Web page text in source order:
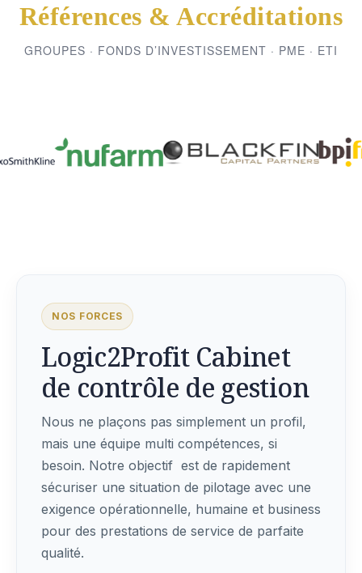
Références & Accréditations
GROUPES · FONDS D’INVESTISSEMENT · PME · ETI
NOS FORCES
Logic2Profit Cabinet
de contrôle de gestion
Nous ne plaçons pas simplement un profil,
mais une équipe multi compétences, si
besoin. Notre objectif est de rapidement
sécuriser une situation de pilotage avec une
exigence opérationnelle, humaine et business
pour des prestations de service de parfaite
qualité.